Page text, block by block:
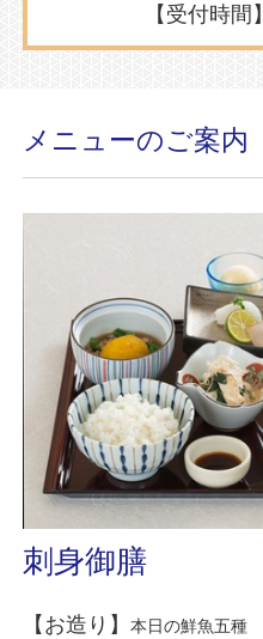
【受付時間】
メニューのご案内
刺身御膳
【お造り】 本日の鮮魚五種